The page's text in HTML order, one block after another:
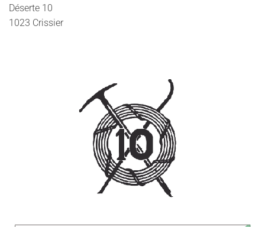
Déserte 10
1023 Crissier